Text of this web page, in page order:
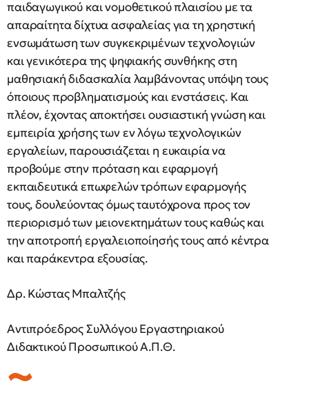
παιδαγωγικού και νομοθετικού πλαισίου με τα
απαραίτητα δίχτυα ασφαλείας για τη χρηστική
ενσωμάτωση των συγκεκριμένων τεχνολογιών
και γενικότερα της ψηφιακής συνθήκης στη
μαθησιακή διδασκαλία λαμβάνοντας υπόψη τους
όποιους προβληματισμούς και ενστάσεις. Και
πλέον, έχοντας αποκτήσει ουσιαστική γνώση και
εμπειρία χρήσης των εν λόγω τεχνολογικών
εργαλείων, παρουσιάζεται η ευκαιρία να
προβούμε στην πρόταση και εφαρμογή
εκπαιδευτικά επωφελών τρόπων εφαρμογής
τους, δουλεύοντας όμως ταυτόχρονα προς τον
περιορισμό των μειονεκτημάτων τους καθώς και
την αποτροπή εργαλειοποίησής τους από κέντρα
και παράκεντρα εξουσίας.
Δρ. Κώστας Μπαλτζής
Αντιπρόεδρος Συλλόγου Εργαστηριακού
Διδακτικού Προσωπικού Α.Π.Θ.